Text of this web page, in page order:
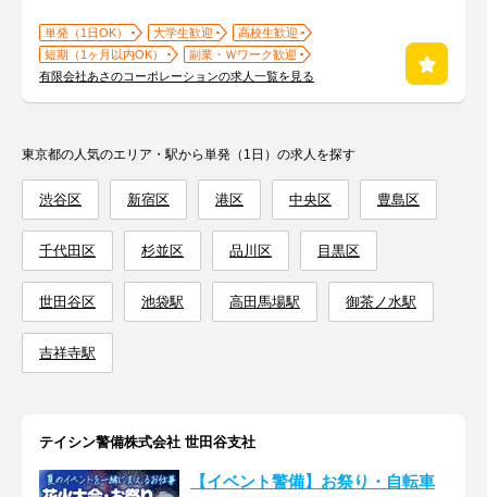
単発（1日OK） 大学生歓迎
高校生歓迎
短期（1ヶ月以内OK）
副業・Ｗワーク歓迎
有限会社あさのコーポレーションの求人一覧を見る
東京都の人気のエリア・駅から単発（1日）の求人を探す
渋谷区 新宿区 港区 中央区 豊島区
千代田区 杉並区 品川区 目黒区
世田谷区 池袋駅 高田馬場駅 御茶ノ水駅
吉祥寺駅
テイシン警備株式会社 世田谷支社
【イベント警備】お祭り・自転車